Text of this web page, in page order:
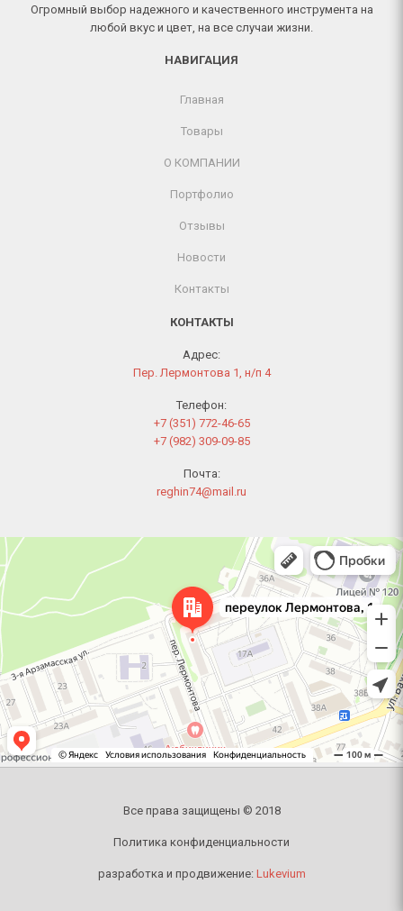
Огромный выбор надежного и качественного инструмента на
любой вкус и цвет, на все случаи жизни.
НАВИГАЦИЯ
Главная
Товары
О КОМПАНИИ
Портфолио
Отзывы
Новости
Контакты
КОНТАКТЫ
Адрес:
Пер. Лермонтова 1, н/п 4
Телефон:
+7 (351) 772-46-65
+7 (982) 309-09-85
Почта:
reghin74@mail.ru
Челябинск
Переулок Лермонтова, 1 — Яндекс Карты
Все права защищены © 2018
Политика конфиденциальности
разработка и продвижение: Lukevium